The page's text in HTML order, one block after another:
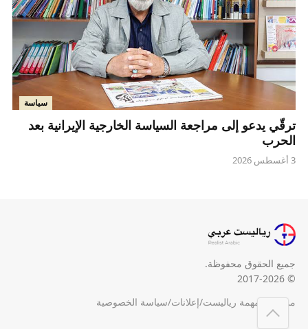
سياسة
ترقّي يدعو إلى مراجعة السياسة الخارجية الإيرانية بعد
الحرب
3 أغسطس 2026
جميع الحقوق محفوظة.
© 2017-2026
من نحن/مهمة رياليست/إعلانات/سياسة الخصوصية